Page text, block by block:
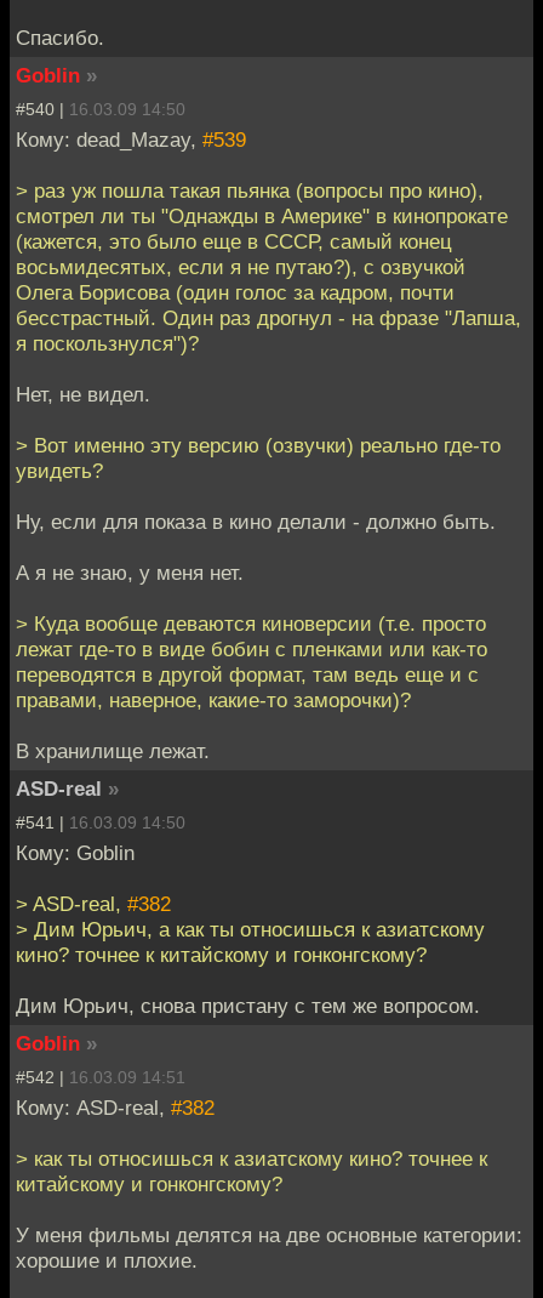
Спасибо.
Goblin »
#540 | 16.03.09 14:50
Кому: dead_Mazay, #539
> раз уж пошла такая пьянка (вопросы про кино),
смотрел ли ты "Однажды в Америке" в кинопрокате
(кажется, это было еще в СССР, самый конец
восьмидесятых, если я не путаю?), с озвучкой
Олега Борисова (один голос за кадром, почти
бесстрастный. Один раз дрогнул - на фразе "Лапша,
я поскользнулся")?
Нет, не видел.
> Вот именно эту версию (озвучки) реально где-то
увидеть?
Ну, если для показа в кино делали - должно быть.
А я не знаю, у меня нет.
> Куда вообще деваются киноверсии (т.е. просто
лежат где-то в виде бобин с пленками или как-то
переводятся в другой формат, там ведь еще и с
правами, наверное, какие-то заморочки)?
В хранилище лежат.
ASD-real »
#541 | 16.03.09 14:50
Кому: Goblin
> ASD-real, #382
> Дим Юрьич, а как ты относишься к азиатскому
кино? точнее к китайскому и гонконгскому?
Дим Юрьич, снова пристану с тем же вопросом.
Goblin »
#542 | 16.03.09 14:51
Кому: ASD-real, #382
> как ты относишься к азиатскому кино? точнее к
китайскому и гонконгскому?
У меня фильмы делятся на две основные категории:
хорошие и плохие.